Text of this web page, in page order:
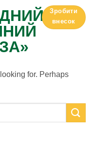
Зробити
внесок
for. Perhaps